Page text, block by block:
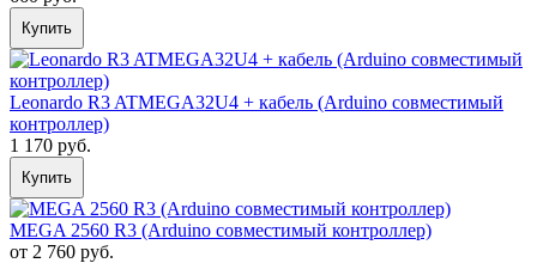
Купить
Leonardo R3 ATMEGA32U4 + кабель (Arduino совместимый
контроллер)
1 170 руб.
Купить
MEGA 2560 R3 (Arduino совместимый контроллер)
от 2 760 руб.